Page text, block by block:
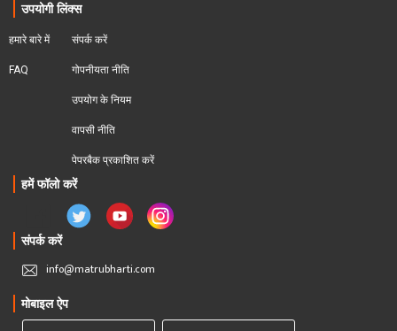
उपयोगी लिंक्स
हमारे बारे में
FAQ
संपर्क करें
गोपनीयता नीति
उपयोग के नियम
वापसी नीति
पेपरबैक प्रकाशित करें
हमें फॉलो करें
संपर्क करें
info@matrubharti.com
मोबाइल ऐप